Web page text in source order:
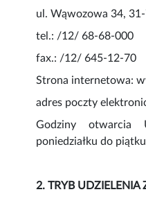
ul. Wąwozowa 34,
tel.: /12/ 68-68-000
fax.: /12/ 645-12-70
Strona internetowa:
adres poczty
Godziny
poniedziałku do
2. TRYB